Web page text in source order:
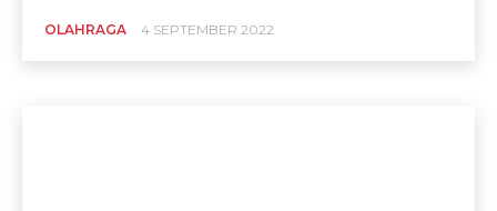
OLAHRAGA 4 SEPTEMBER 2022